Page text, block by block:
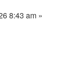
8:43 am »